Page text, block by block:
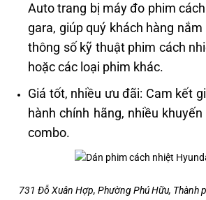
Auto trang bị máy đo phim
gara, giúp quý khách hàng
thông số kỹ thuật phim cách
hoặc các loại phim khác.
Giá tốt, nhiều ưu đãi: Cam kết
hành chính hãng, nhiều
combo.
731 Đỗ Xuân Hợp, Phường Phú Hữu, Thành